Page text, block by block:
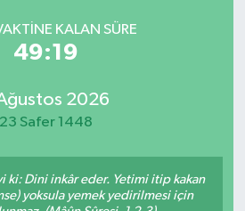
KALAN SÜRE
49:19
2026
23 Safer 1448
ki: Dini inkâr eder. Yetimi itip kakan
yoksula yemek yedirilmesi için